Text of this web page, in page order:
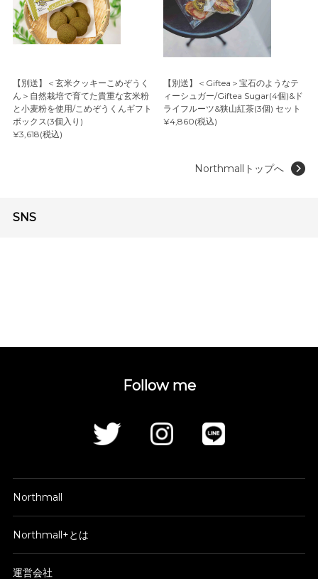
【別送】＜玄米クッキーこめぞうく
ん＞自然栽培で育てた貴重な玄米粉
と小麦粉を使用/こめぞうくんギフト
ボックス(3個入り)
¥3,618(税込)
【別送】＜Giftea＞宝石のようなテ
ィーシュガー/Giftea Sugar(4個)&ド
ライフルーツ&狭山紅茶(3個) セット
¥4,860(税込)
Northmallトップへ
SNS
Follow me
Northmall
Northmall+とは
運営会社